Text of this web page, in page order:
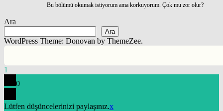
Bu bölümü okumak istiyorum ama korkuyorum. Çok mu zor olur?
Ara
Ara
WordPress Theme: Donovan by ThemeZee.
1
0
Lütfen düşüncelerinizi paylaşınız.x